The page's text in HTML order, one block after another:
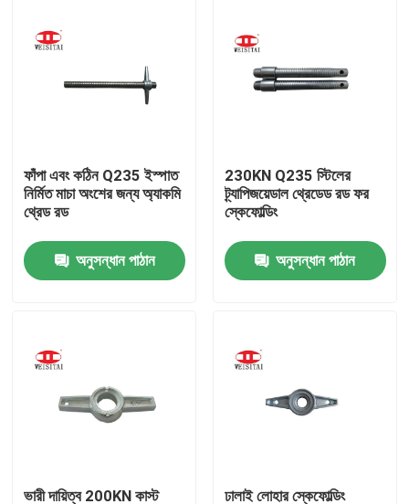
পণ্য
আমাদের সম্পর্কে
মান নিয়ন্ত্রণ
যোগাযোগ করুন
ফ্রেম ভারা পার্টস
ফাঁপা এবং কঠিন Q235 ইস্পাত
নির্মিত মাচা অংশের জন্য অ্যাকমি
থ্রেড রড
অনুসন্ধান পাঠান
230KN Q235 স্টিলের
ট্র্যাপিজয়েডাল থ্রেডেড রড ফর
স্কেফোল্ডিং
অনুসন্ধান পাঠান
ভারী দায়িত্ব 200KN কাস্ট ঢালাই লোহার স্কেফোল্ডিং